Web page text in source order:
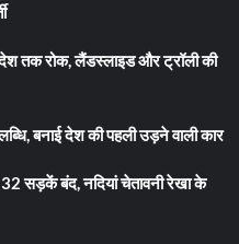
तक रोक, लैंडस्लाइड और ट्रॉली की
बनाई देश की पहली उड़ने वाली कार
सड़कें बंद, नदियां चेतावनी रेखा के